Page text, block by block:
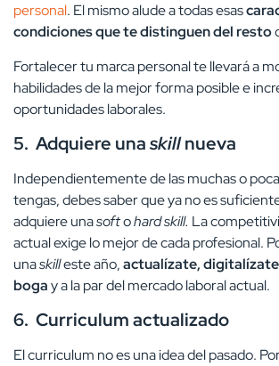
personal. El mismo alude a todas esas
condiciones que te distinguen del resto
Fortalecer tu marca personal te llevará a
habilidades de la mejor forma posible e
oportunidades laborales.
5. Adquiere unaskillnueva
Independientemente de las muchas o
tengas, debes saber que ya no es
adquiere unasoftohard skill. La
actual exige lo mejor de cada profesional.
unaskilleste año,actualízate,
bogay a la par del mercado laboral actual.
6. Curriculum actualizado
El curriculum no es una idea del pasado.